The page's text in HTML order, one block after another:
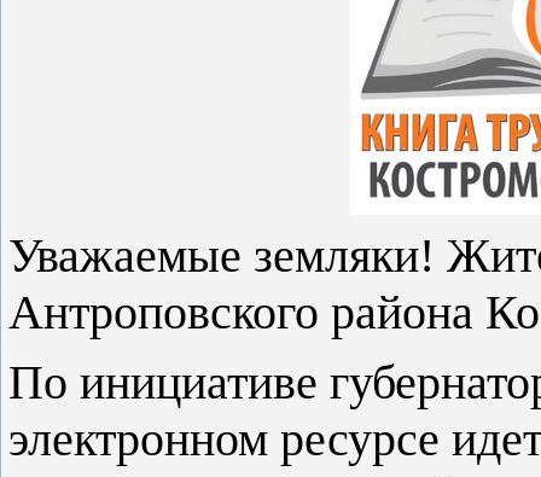
Уважаемые земляки!
Антроповского района
По инициативе
электронном ресурсе